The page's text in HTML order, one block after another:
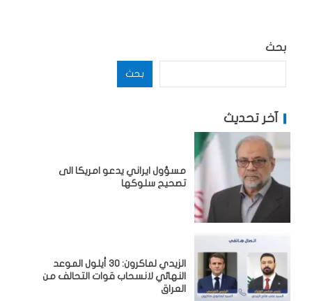
بحث
بحث
آخر تحديث
مسؤول ايراني يدعو امريكا الى
تصحيح سلوكها
الزيدي لماكرون: 30 أيلول الموعد
النهائي لانسحاب قوات التحالف من
العراق